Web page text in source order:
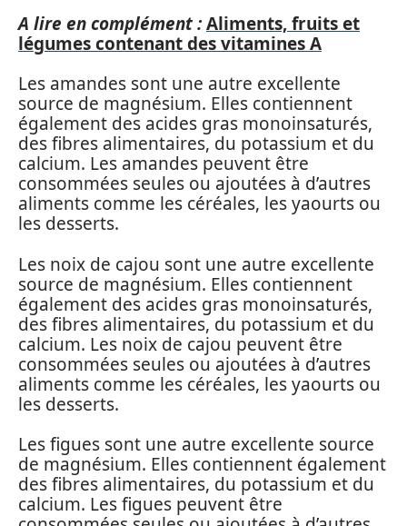
A lire en complément :Aliments, fruits et
légumes contenant des vitamines A
Les amandes sont une autre excellente
source de magnésium. Elles contiennent
également des acides gras monoinsaturés,
des fibres alimentaires, du potassium et du
calcium. Les amandes peuvent être
consommées seules ou ajoutées à d’autres
aliments comme les céréales, les yaourts ou
les desserts.
Les noix de cajou sont une autre excellente
source de magnésium. Elles contiennent
également des acides gras monoinsaturés,
des fibres alimentaires, du potassium et du
calcium. Les noix de cajou peuvent être
consommées seules ou ajoutées à d’autres
aliments comme les céréales, les yaourts ou
les desserts.
Les figues sont une autre excellente source
de magnésium. Elles contiennent également
des fibres alimentaires, du potassium et du
calcium. Les figues peuvent être